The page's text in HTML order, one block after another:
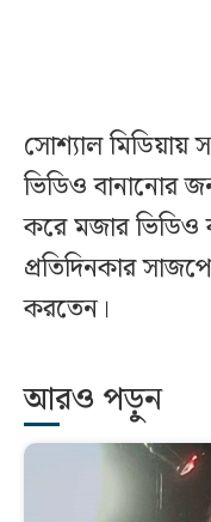
সোশ্যাল মিডিয়ায়
ভিডিও বানানোর
করে মজার ভিডিও
প্রতিদিনকার
করতেন।
আরও পড়ুন